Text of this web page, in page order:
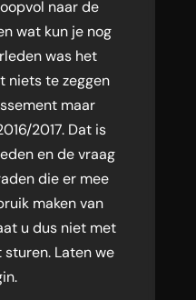
naar de
wat kun je nog
was het
niets te zeggen
maar
2017. Dat is
en de vraag
die er mee
maken van
u dus niet met
Laten we